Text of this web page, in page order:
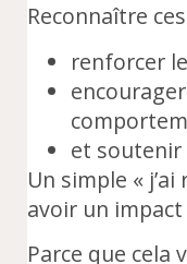
Reconnaître
renforcer
et soutenir
Un simple «
avoir un
Parce que cela